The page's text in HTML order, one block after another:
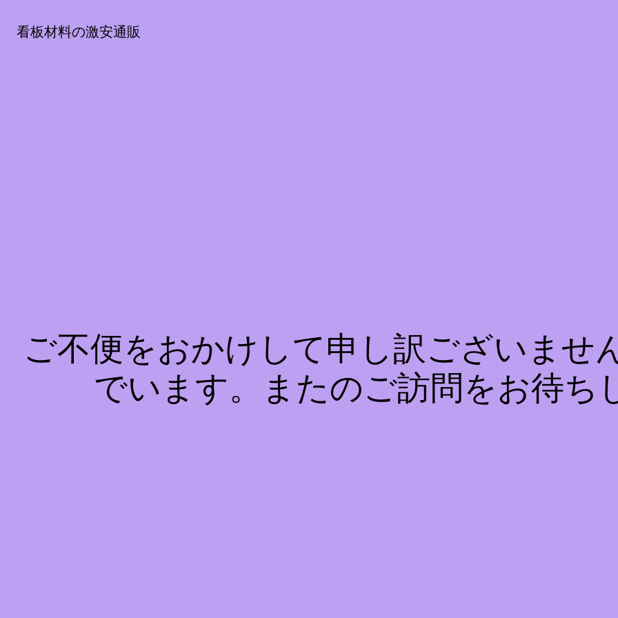
看板材料の激安通販
ご不便をおかけして申し訳ございませ
でいます。またのご訪問をお待ち